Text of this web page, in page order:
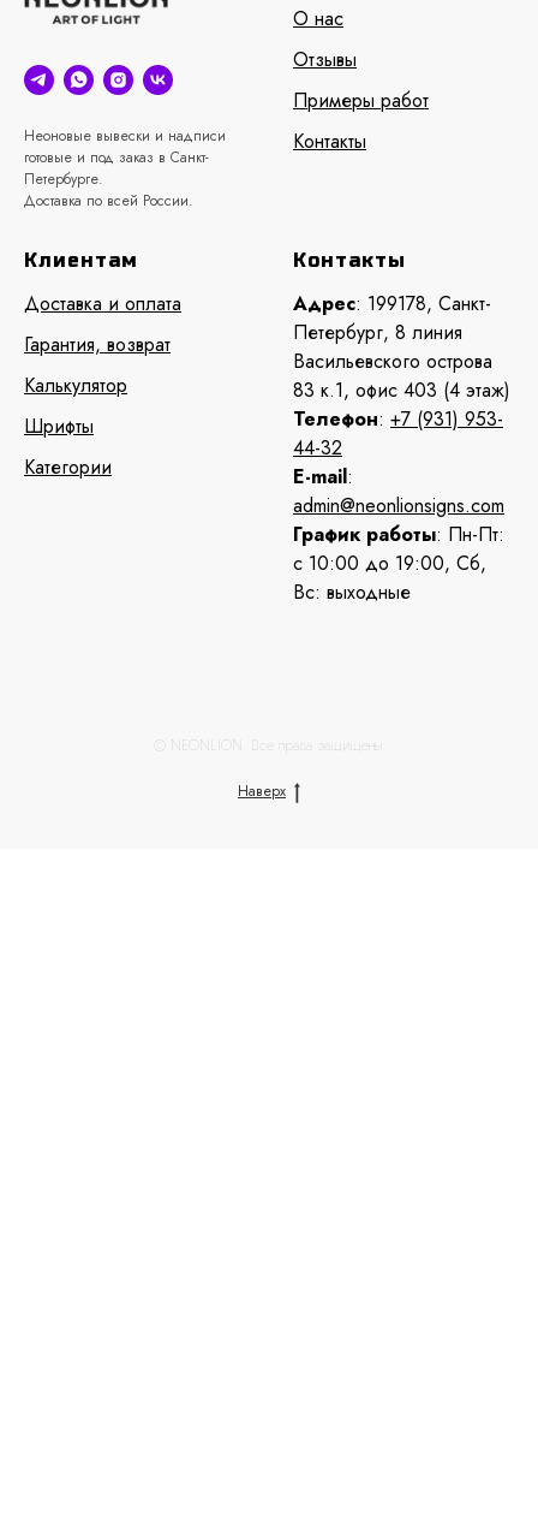
Неоновые вывески и надписи
готовые и под заказ в Санкт-
Петербурге.
Доставка по всей России.
О нас
Отзывы
Примеры работ
Контакты
Клиентам
Доставка и оплата
Гарантия, возврат
Калькулятор
Шрифты
Категории
Контакты
Адрес: 199178, Санкт-
Петербург, 8 линия
Васильевского острова
83 к.1, офис 403 (4 этаж)
Телефон: +7 (931) 953-
44-32
E-mail:
admin@neonlionsigns.com
График работы: Пн-Пт:
с 10:00 до 19:00, Сб,
Вс: выходные
© NEONLION. Все права защищены.
Наверх